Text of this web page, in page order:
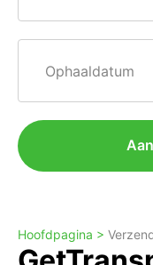
Ophaaldatum
Hoofdpagina >